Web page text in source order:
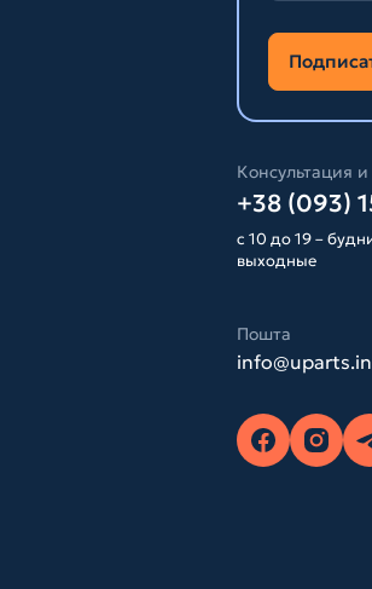
Консультация
+38 (093)
с 10 до 19 –
выходные
Пошта